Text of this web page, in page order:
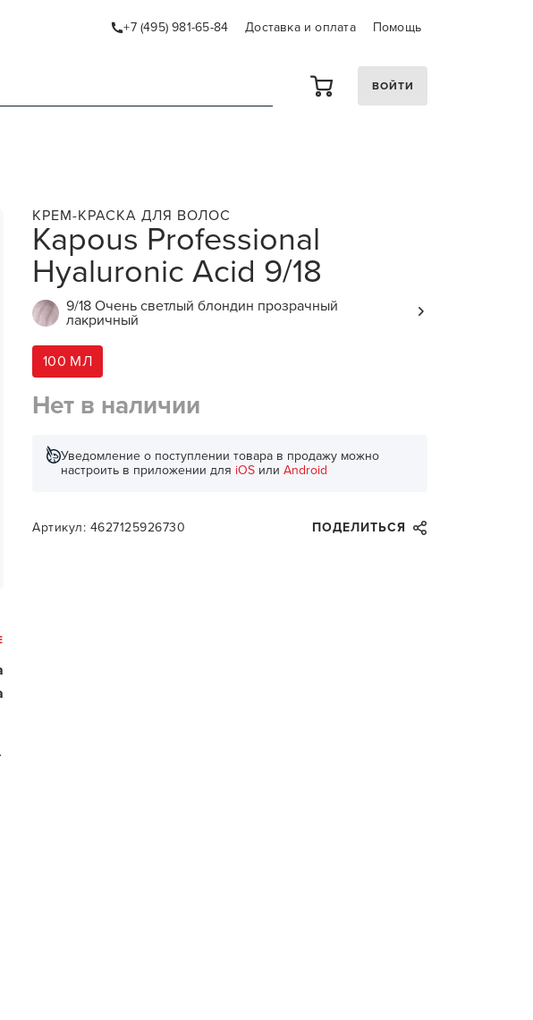
+7 (495) 981-65-84 Доставка и оплата Помощь
ВОЙТИ
Kapous Professional
Hyaluronic Acid 9/18
КРЕМ-КРАСКА ДЛЯ ВОЛОС
9/18 Очень светлый блондин прозрачный
лакричный
100 МЛ
Нет в наличии
Уведомление о поступлении товара в продажу можно
настроить в приложении для iOS или Android
Артикул: 4627125926730 ПОДЕЛИТЬСЯ
смартфона!
и оформлять заказы —
быстрее! Установи